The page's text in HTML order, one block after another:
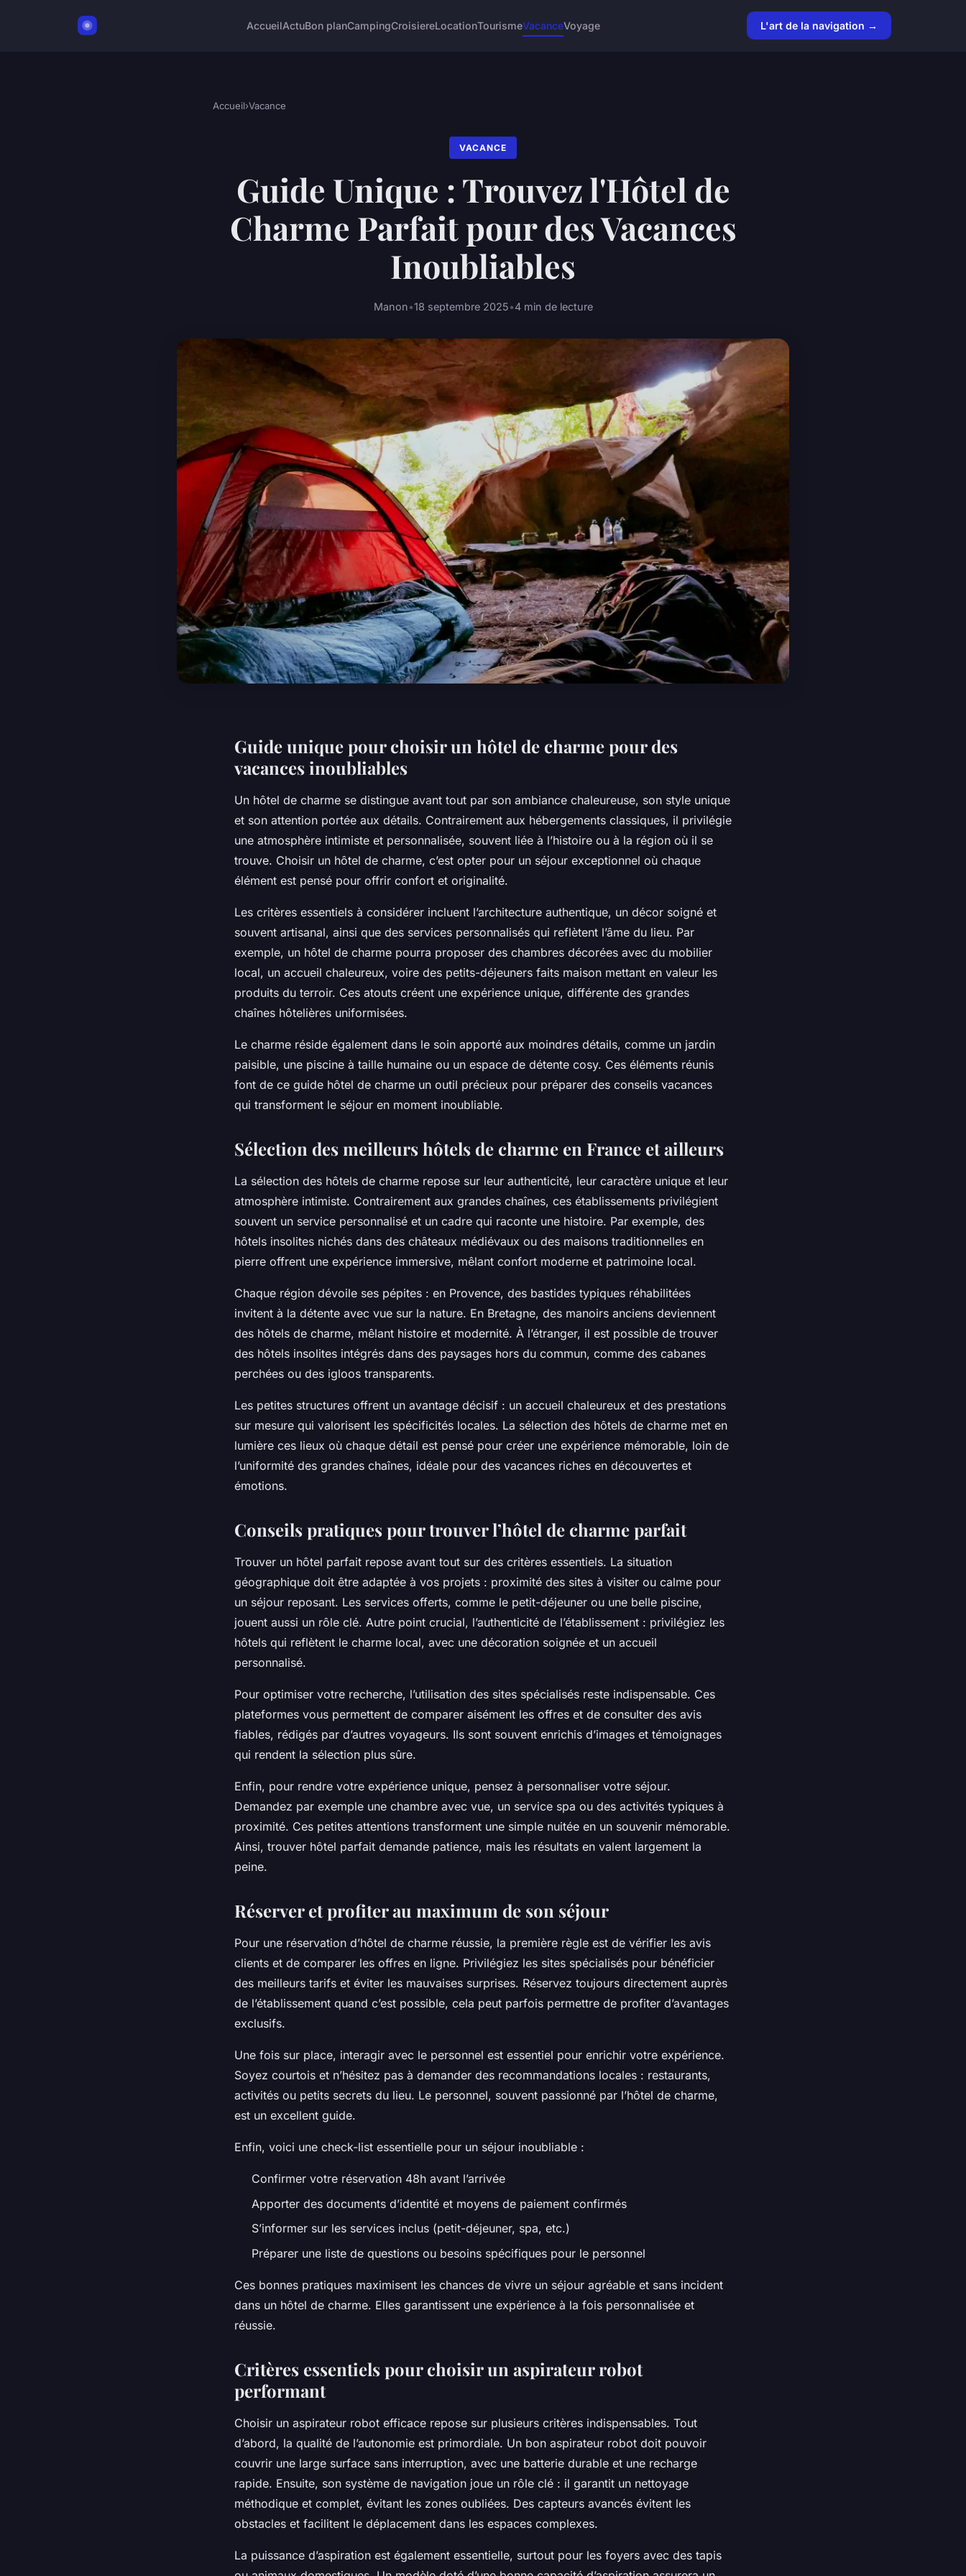
AccueilActuBon planCampingCroisiereLocationTourismeVacanceVoyage L'art de la navigation →
Accueil›Vacance
VACANCE
Guide Unique : Trouvez l'Hôtel de
Charme Parfait pour des Vacances
Inoubliables
Manon•18 septembre 2025•4 min de lecture
Guide unique pour choisir un hôtel de charme pour des
vacances inoubliables
Un hôtel de charme se distingue avant tout par son ambiance chaleureuse, son style unique
et son attention portée aux détails. Contrairement aux hébergements classiques, il privilégie
une atmosphère intimiste et personnalisée, souvent liée à l’histoire ou à la région où il se
trouve. Choisir un hôtel de charme, c’est opter pour un séjour exceptionnel où chaque
élément est pensé pour offrir confort et originalité.
Les critères essentiels à considérer incluent l’architecture authentique, un décor soigné et
souvent artisanal, ainsi que des services personnalisés qui reflètent l’âme du lieu. Par
exemple, un hôtel de charme pourra proposer des chambres décorées avec du mobilier
local, un accueil chaleureux, voire des petits-déjeuners faits maison mettant en valeur les
produits du terroir. Ces atouts créent une expérience unique, différente des grandes
chaînes hôtelières uniformisées.
Le charme réside également dans le soin apporté aux moindres détails, comme un jardin
paisible, une piscine à taille humaine ou un espace de détente cosy. Ces éléments réunis
font de ce guide hôtel de charme un outil précieux pour préparer des conseils vacances
qui transforment le séjour en moment inoubliable.
Sélection des meilleurs hôtels de charme en France et ailleurs
La sélection des hôtels de charme repose sur leur authenticité, leur caractère unique et leur
atmosphère intimiste. Contrairement aux grandes chaînes, ces établissements privilégient
souvent un service personnalisé et un cadre qui raconte une histoire. Par exemple, des
hôtels insolites nichés dans des châteaux médiévaux ou des maisons traditionnelles en
pierre offrent une expérience immersive, mêlant confort moderne et patrimoine local.
Chaque région dévoile ses pépites : en Provence, des bastides typiques réhabilitées
invitent à la détente avec vue sur la nature. En Bretagne, des manoirs anciens deviennent
des hôtels de charme, mêlant histoire et modernité. À l’étranger, il est possible de trouver
des hôtels insolites intégrés dans des paysages hors du commun, comme des cabanes
perchées ou des igloos transparents.
Les petites structures offrent un avantage décisif : un accueil chaleureux et des prestations
sur mesure qui valorisent les spécificités locales. La sélection des hôtels de charme met en
lumière ces lieux où chaque détail est pensé pour créer une expérience mémorable, loin de
l’uniformité des grandes chaînes, idéale pour des vacances riches en découvertes et
émotions.
Conseils pratiques pour trouver l’hôtel de charme parfait
Trouver un hôtel parfait repose avant tout sur des critères essentiels. La situation
géographique doit être adaptée à vos projets : proximité des sites à visiter ou calme pour
un séjour reposant. Les services offerts, comme le petit-déjeuner ou une belle piscine,
jouent aussi un rôle clé. Autre point crucial, l’authenticité de l’établissement : privilégiez les
hôtels qui reflètent le charme local, avec une décoration soignée et un accueil
personnalisé.
Pour optimiser votre recherche, l’utilisation des sites spécialisés reste indispensable. Ces
plateformes vous permettent de comparer aisément les offres et de consulter des avis
fiables, rédigés par d’autres voyageurs. Ils sont souvent enrichis d’images et témoignages
qui rendent la sélection plus sûre.
Enfin, pour rendre votre expérience unique, pensez à personnaliser votre séjour.
Demandez par exemple une chambre avec vue, un service spa ou des activités typiques à
proximité. Ces petites attentions transforment une simple nuitée en un souvenir mémorable.
Ainsi, trouver hôtel parfait demande patience, mais les résultats en valent largement la
peine.
Réserver et profiter au maximum de son séjour
Pour une réservation d’hôtel de charme réussie, la première règle est de vérifier les avis
clients et de comparer les offres en ligne. Privilégiez les sites spécialisés pour bénéficier
des meilleurs tarifs et éviter les mauvaises surprises. Réservez toujours directement auprès
de l’établissement quand c’est possible, cela peut parfois permettre de profiter d’avantages
exclusifs.
Une fois sur place, interagir avec le personnel est essentiel pour enrichir votre expérience.
Soyez courtois et n’hésitez pas à demander des recommandations locales : restaurants,
activités ou petits secrets du lieu. Le personnel, souvent passionné par l’hôtel de charme,
est un excellent guide.
Enfin, voici une check-list essentielle pour un séjour inoubliable :
Confirmer votre réservation 48h avant l’arrivée
Apporter des documents d’identité et moyens de paiement confirmés
S’informer sur les services inclus (petit-déjeuner, spa, etc.)
Préparer une liste de questions ou besoins spécifiques pour le personnel
Ces bonnes pratiques maximisent les chances de vivre un séjour agréable et sans incident
dans un hôtel de charme. Elles garantissent une expérience à la fois personnalisée et
réussie.
Critères essentiels pour choisir un aspirateur robot
performant
Choisir un aspirateur robot efficace repose sur plusieurs critères indispensables. Tout
d’abord, la qualité de l’autonomie est primordiale. Un bon aspirateur robot doit pouvoir
couvrir une large surface sans interruption, avec une batterie durable et une recharge
rapide. Ensuite, son système de navigation joue un rôle clé : il garantit un nettoyage
méthodique et complet, évitant les zones oubliées. Des capteurs avancés évitent les
obstacles et facilitent le déplacement dans les espaces complexes.
La puissance d’aspiration est également essentielle, surtout pour les foyers avec des tapis